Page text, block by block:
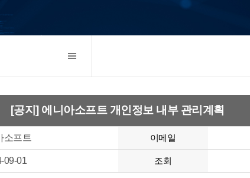
[공지] 에니아소프트 개인정보 내부 관리계획
소프트 이메일
09-01 조회